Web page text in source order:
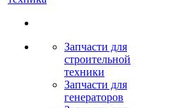
Запчасти для
строительной
техники
Запчасти для
генераторов